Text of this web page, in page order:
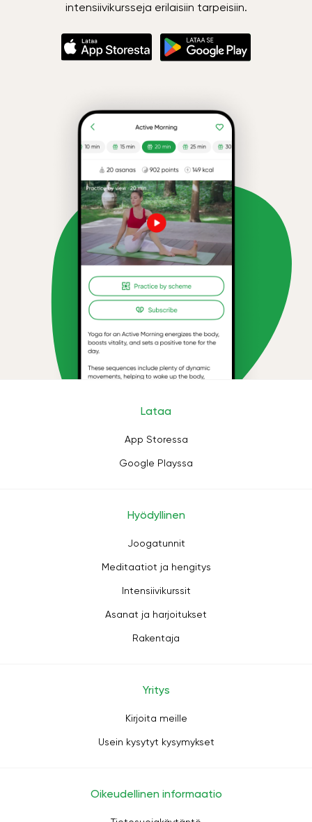
intensiivikursseja erilaisiin tarpeisiin.
Lataa
App Storessa
Google Playssa
Hyödyllinen
Joogatunnit
Meditaatiot ja hengitys
Intensiivikurssit
Asanat ja harjoitukset
Rakentaja
Yritys
Kirjoita meille
Usein kysytyt kysymykset
Oikeudellinen informaatio